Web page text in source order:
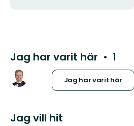
Jag har varit här 1
Jag har varit här
Jag vill hit